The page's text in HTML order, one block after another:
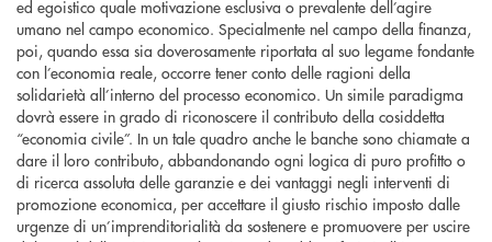
ed egoistico quale motivazione esclusiva o prevalente dell’agire
umano nel campo economico. Specialmente nel campo della finanza,
poi, quando essa sia doverosamente riportata al suo legame fondante
con l’economia reale, occorre tener conto delle ragioni della
solidarietà all’interno del processo economico. Un simile paradigma
dovrà essere in grado di riconoscere il contributo della cosiddetta
“economia civile”. In un tale quadro anche le banche sono chiamate a
dare il loro contributo, abbandonando ogni logica di puro profitto o
di ricerca assoluta delle garanzie e dei vantaggi negli interventi di
promozione economica, per accettare il giusto rischio imposto dalle
urgenze di un’imprenditorialità da sostenere e promuovere per uscire